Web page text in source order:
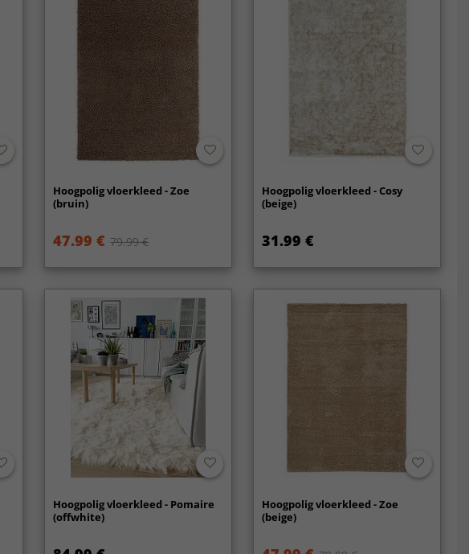
Hoogpolig vloerkleed - Zoe
(bruin)
47.99 € 79.99 €
Hoogpolig vloerkleed - Cosy
(beige)
31.99 €
Hoogpolig vloerkleed - Pomaire
(offwhite)
Hoogpolig vloerkleed - Zoe
(beige)